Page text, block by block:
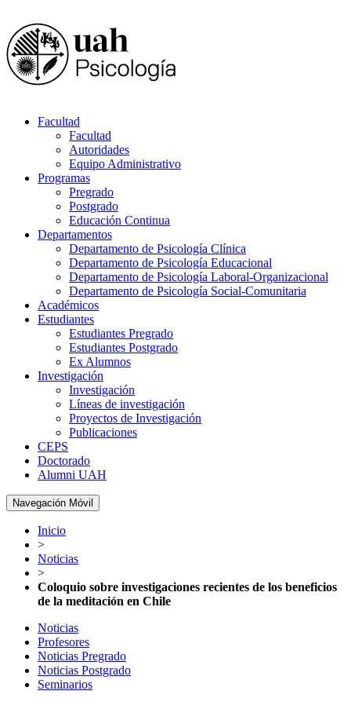
Facultad
Facultad
Autoridades
Equipo Administrativo
Programas
Pregrado
Postgrado
Educación Continua
Departamentos
Departamento de Psicología Clínica
Departamento de Psicología Educacional
Departamento de Psicología Laboral-Organizacional
Departamento de Psicología Social-Comunitaria
Académicos
Estudiantes
Estudiantes Pregrado
Estudiantes Postgrado
Ex Alumnos
Investigación
Investigación
Líneas de investigación
Proyectos de Investigación
Publicaciones
CEPS
Doctorado
Alumni UAH
Navegación Móvil
Inicio
>
Noticias
>
Coloquio sobre investigaciones recientes de los beneficios
de la meditación en Chile
Noticias
Profesores
Noticias Pregrado
Noticias Postgrado
Seminarios